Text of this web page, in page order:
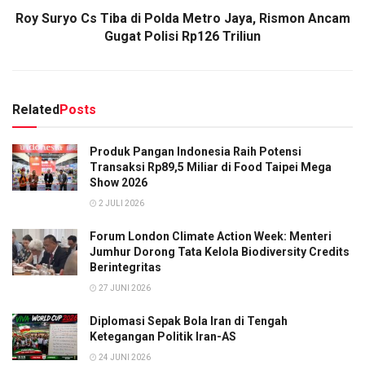
Roy Suryo Cs Tiba di Polda Metro Jaya, Rismon Ancam
Gugat Polisi Rp126 Triliun
RelatedPosts
Produk Pangan Indonesia Raih Potensi
Transaksi Rp89,5 Miliar di Food Taipei Mega
Show 2026
2 JULI 2026
Forum London Climate Action Week: Menteri
Jumhur Dorong Tata Kelola Biodiversity Credits
Berintegritas
27 JUNI 2026
Diplomasi Sepak Bola Iran di Tengah
Ketegangan Politik Iran-AS
24 JUNI 2026